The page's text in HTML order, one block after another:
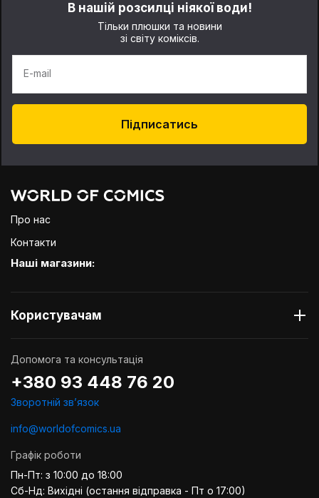
В нашій розсилці ніякої води!
Тільки плюшки та новини
зі світу коміксів.
E-mail
Підписатись
Про нас
Контакти
Наші магазини:
Користувачам
Допомога та консультація
+380 93 448 76 20
Зворотній звʼязок
info@worldofcomics.ua
Графік роботи
Пн-Пт: з 10:00 до 18:00
Сб-Нд: Вихідні (остання відправка - Пт о 17:00)